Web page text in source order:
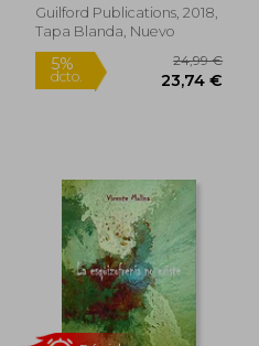
5%
dcto.
24,00 €
22,80 €
Rápido
Help Workbook
Series) (en Inglés)
Guilford Publications, 2018,
Tapa Blanda, Nuevo